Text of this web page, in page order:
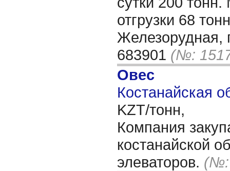
отгрузки 68
Железорудная,
683901 (№:
Овес
Костанайская
KZT/тонн,
Компания
костанайской
элеваторов. (№: